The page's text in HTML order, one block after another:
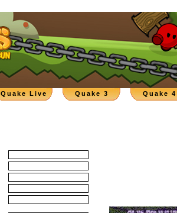
Quake 4
Quake 3
Quake Live